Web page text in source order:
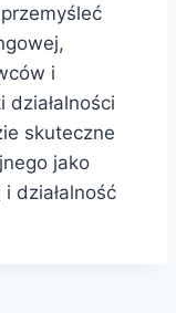
i
skuteczne
jako
działalność